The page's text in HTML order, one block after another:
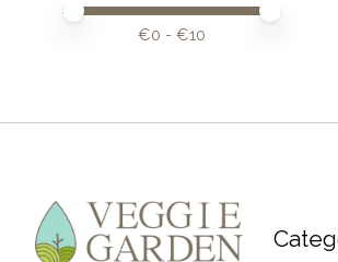
Minimale prijswaarde
Price maximum value
€0 - €10